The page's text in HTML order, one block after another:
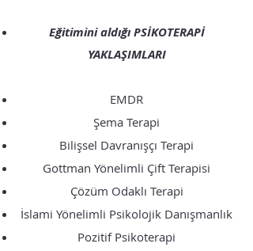
Eğitimini aldığı PSİKOTERAPİ
YAKLAŞIMLARI
EMDR
Şema Terapi
Bilişsel Davranışçı Terapi
Gottman Yönelimli Çift Terapisi
Çözüm Odaklı Terapi
İslami Yönelimli Psikolojik Danışmanlık
Pozitif Psikoterapi